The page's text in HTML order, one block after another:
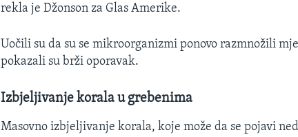
rekla je Džonson za Glas Amerike.
Uočili su da su se mikroorganizmi ponovo razmnožili
pokazali su brži oporavak.
Izbjeljivanje korala u grebenima
Masovno izbjeljivanje korala, koje može da se pojavi